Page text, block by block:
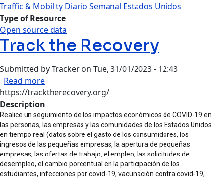
Traffic & Mobility Diario Semanal Estados Unidos
Type of Resource
Open source data
Track the Recovery
Submitted byTracker on Tue, 31/01/2023 - 12:43
Read moreabout Track the Recovery
https://tracktherecovery.org/
Description
Realice un seguimiento de los impactos económicos de COVID-19 en
las personas, las empresas y las comunidades de los Estados Unidos
en tiempo real (datos sobre el gasto de los consumidores, los
ingresos de las pequeñas empresas, la apertura de pequeñas
empresas, las ofertas de trabajo, el empleo, las solicitudes de
desempleo, el cambio porcentual en la participación de los
estudiantes, infecciones por covid-19, vacunación contra covid-19,